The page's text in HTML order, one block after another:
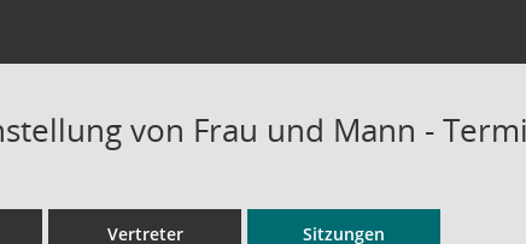
von Frau und Mann -
Vertreter Sitzungen